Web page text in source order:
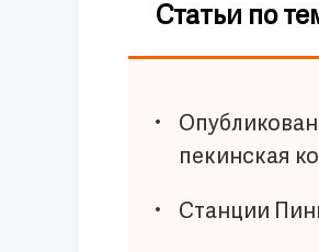
Статьи по
пекинская
Станции